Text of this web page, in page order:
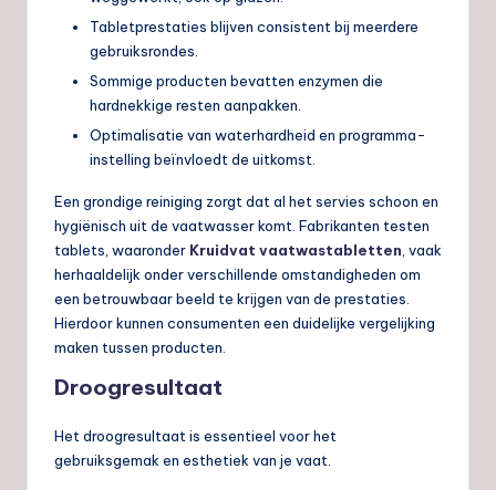
Tabletprestaties blijven consistent bij meerdere
gebruiksrondes.
Sommige producten bevatten enzymen die
hardnekkige resten aanpakken.
Optimalisatie van waterhardheid en programma-
instelling beïnvloedt de uitkomst.
Een grondige reiniging zorgt dat al het servies schoon en
hygiënisch uit de vaatwasser komt. Fabrikanten testen
tablets, waaronder Kruidvat vaatwastabletten, vaak
herhaaldelijk onder verschillende omstandigheden om
een betrouwbaar beeld te krijgen van de prestaties.
Hierdoor kunnen consumenten een duidelijke vergelijking
maken tussen producten.
Droogresultaat
Het droogresultaat is essentieel voor het
gebruiksgemak en esthetiek van je vaat.